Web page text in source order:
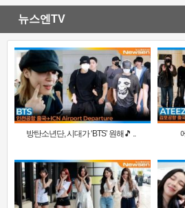
뉴스엔TV
방탄소년단, 시대가 ‘BTS’ 원해🎵 ..